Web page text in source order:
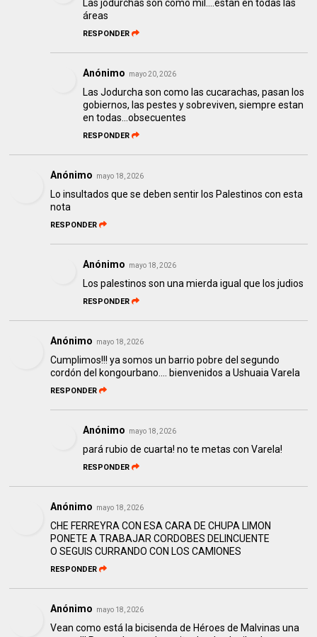
Las jodurchas son como mil….estan en todas las
áreas
RESPONDER
Anónimo mayo 20, 2026
Las Jodurcha son como las cucarachas, pasan los
gobiernos, las pestes y sobreviven, siempre estan
en todas...obsecuentes
RESPONDER
Anónimo mayo 18, 2026
Lo insultados que se deben sentir los Palestinos con esta
nota
RESPONDER
Anónimo mayo 18, 2026
Los palestinos son una mierda igual que los judios
RESPONDER
Anónimo mayo 18, 2026
Cumplimos!!! ya somos un barrio pobre del segundo
cordón del kongourbano.... bienvenidos a Ushuaia Varela
RESPONDER
Anónimo mayo 18, 2026
pará rubio de cuarta! no te metas con Varela!
RESPONDER
Anónimo mayo 18, 2026
CHE FERREYRA CON ESA CARA DE CHUPA LIMON
PONETE A TRABAJAR CORDOBES DELINCUENTE
O SEGUIS CURRANDO CON LOS CAMIONES
RESPONDER
Anónimo mayo 18, 2026
Vean como está la bicisenda de Héroes de Malvinas una